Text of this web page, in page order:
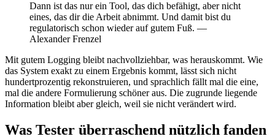
Dann ist das nur ein Tool, das dich befähigt, aber nicht
eines, das dir die Arbeit abnimmt. Und damit bist du
regulatorisch schon wieder auf gutem Fuß. —
Alexander Frenzel
Mit gutem Logging bleibt nachvollziehbar, was herauskommt. Wie
das System exakt zu einem Ergebnis kommt, lässt sich nicht
hundertprozentig rekonstruieren, und sprachlich fällt mal die eine,
mal die andere Formulierung schöner aus. Die zugrunde liegende
Information bleibt aber gleich, weil sie nicht verändert wird.
Was Tester überraschend nützlich fanden